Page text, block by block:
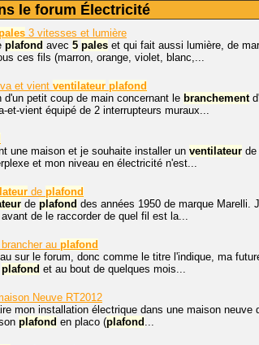
le forum Électricité
3 vitesses et lumière
plafond avec 5 pales et qui fait aussi lumière, de
ces fils (marron, orange, violet, blanc,...
et vient ventilateur plafond
petit coup de main concernant le branchement
et-vient équipé de 2 interrupteurs muraux...
une maison et je souhaite installer un ventilateur de
et mon niveau en électricité n'est...
de plafond
de plafond des années 1950 de marque Marelli.
de le raccorder de quel fil est la...
au plafond
sur le forum, donc comme le titre l'indique, ma
plafond et au bout de quelques mois...
Neuve RT2012
mon installation électrique dans une maison
plafond en placo (plafond ...